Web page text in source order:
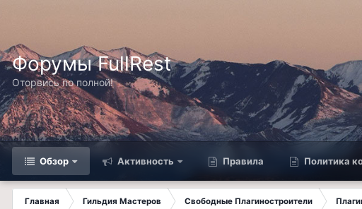
Форумы FullRest
Оторвись по полной!
Обзор Активность Правила Политика
Главная Гильдия Мастеров Свободные Плагиностроители